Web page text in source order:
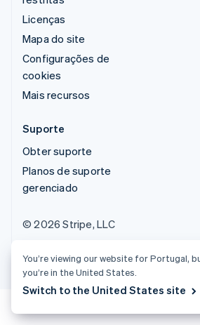
Licenças
Mapa do site
Configurações de
cookies
Mais recursos
Suporte
Obter suporte
Planos de suporte
gerenciado
© 2026 Stripe, LLC
You’re viewing our website for Portugal,
you’re in the United States.
Switch to the United States site